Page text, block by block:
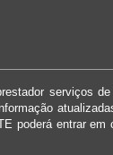
serviços
poderá entrar em